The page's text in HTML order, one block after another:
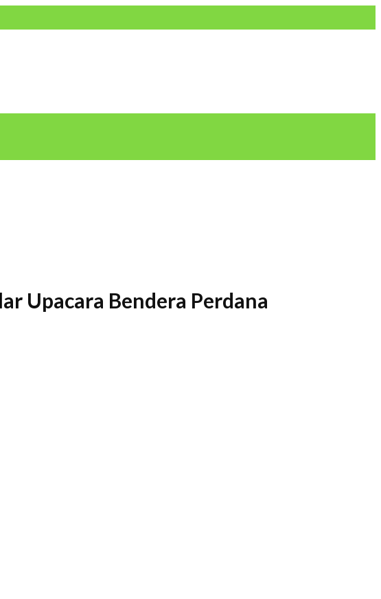
Upacara Bendera Perdana